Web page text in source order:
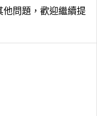
問題，歡迎繼續提